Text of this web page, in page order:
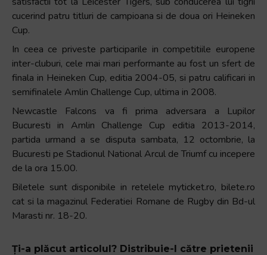
cucerind patru titluri de campioana si de doua ori Heineken
Cup.
In ceea ce priveste participarile in competitiile europene
inter-cluburi, cele mai mari performante au fost un sfert de
finala in Heineken Cup, editia 2004-05, si patru calificari in
semifinalele Amlin Challenge Cup, ultima in 2008.
Newcastle Falcons va fi prima adversara a Lupilor
Bucuresti in Amlin Challenge Cup editia 2013-2014,
partida urmand a se disputa sambata, 12 octombrie, la
Bucuresti pe Stadionul National Arcul de Triumf cu incepere
de la ora 15.00.
Biletele sunt disponibile in retelele myticket.ro, bilete.ro
cat si la magazinul Federatiei Romane de Rugby din Bd-ul
Marasti nr. 18-20.
Ți-a plăcut articolul? Distribuie-l către prietenii